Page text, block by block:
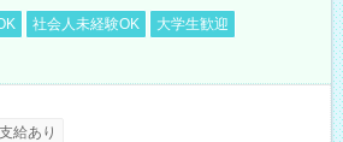
社会人未経験OK
大学生歓迎
給あり